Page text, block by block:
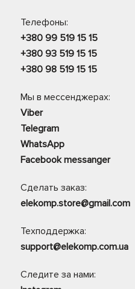
Телефоны:
+380 99 519 15 15
+380 93 519 15 15
+380 98 519 15 15
Мы в мессенджерах:
Viber
Telegram
WhatsApp
Facebook messanger
Сделать заказ:
elekomp.store@gmail.com
Техподдержка:
support@elekomp.com.ua
Следите за нами: